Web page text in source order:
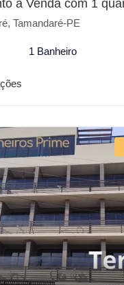
à Venda com 1
Tamandaré-PE
1 Banheiro